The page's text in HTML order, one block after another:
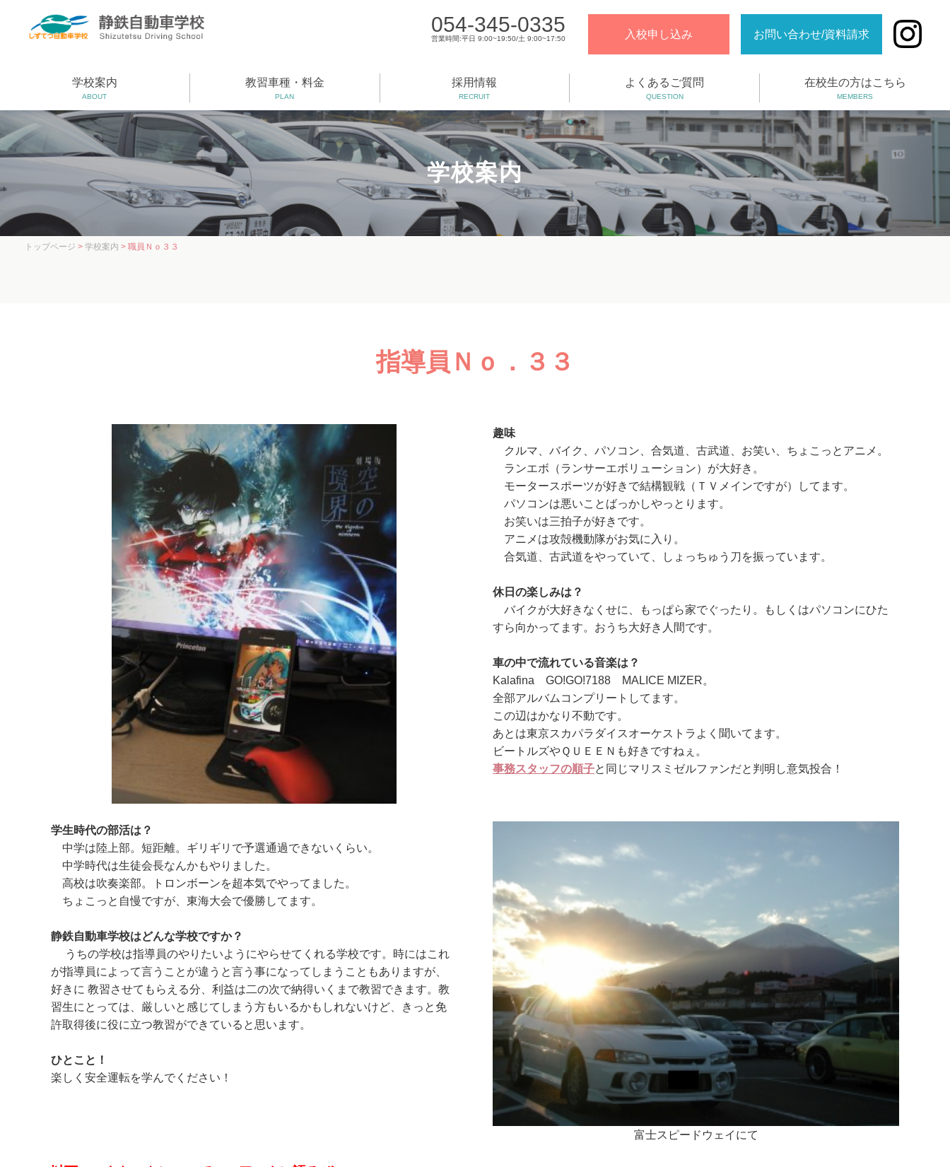
054-345-0335
営業時間:平日 9:00~19:50/土 9:00~17:50 入校申し込み お問い合わせ/資料請求
学校案内
ABOUT
教習車種・料金
PLAN
採用情報
RECRUIT
よくあるご質問
QUESTION
在校生の方はこちら
MEMBERS
学校案内
トップページ > 学校案内 > 職員Ｎｏ３３
指導員Ｎｏ．３３
趣味
クルマ、バイク、パソコン、合気道、古武道、お笑い、ちょこっとアニメ。
ランエボ（ランサーエボリューション）が大好き。
モータースポーツが好きで結構観戦（ＴＶメインですが）してます。
パソコンは悪いことばっかしやっとります。
お笑いは三拍子が好きです。
アニメは攻殻機動隊がお気に入り。
合気道、古武道をやっていて、しょっちゅう刀を振っています。
休日の楽しみは？
バイクが大好きなくせに、もっぱら家でぐったり。もしくはパソコンにひた
すら向かってます。おうち大好き人間です。
車の中で流れている音楽は？
Kalafina GO!GO!7188 MALICE MIZER。
全部アルバムコンプリートしてます。
この辺はかなり不動です。
あとは東京スカパラダイスオーケストラよく聞いてます。
ビートルズやＱＵＥＥＮも好きですねぇ。
事務スタッフの順子と同じマリスミゼルファンだと判明し意気投合！
学生時代の部活は？
中学は陸上部。短距離。ギリギリで予選通過できないくらい。
中学時代は生徒会長なんかもやりました。
高校は吹奏楽部。トロンボーンを超本気でやってました。
ちょこっと自慢ですが、東海大会で優勝してます。
静鉄自動車学校はどんな学校ですか？
うちの学校は指導員のやりたいようにやらせてくれる学校です。時にはこれ
が指導員によって言うことが違うと言う事になってしまうこともありますが、
好きに 教習させてもらえる分、利益は二の次で納得いくまで教習できます。教
習生にとっては、厳しいと感じてしまう方もいるかもしれないけど、きっと免
許取得後に役に立つ教習ができていると思います。
ひとこと！
楽しく安全運転を学んでください！
富士スピードウェイにて